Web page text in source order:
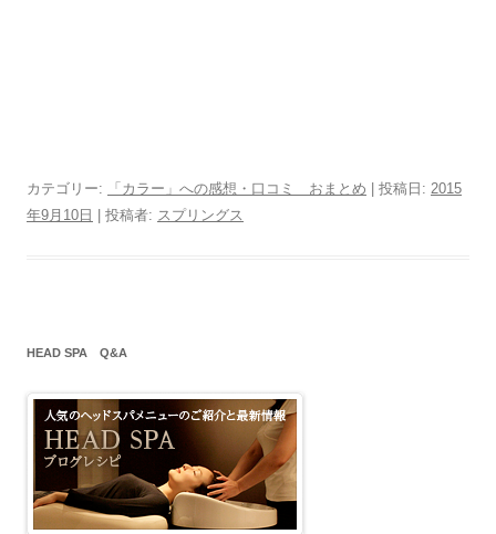
カテゴリー: 「カラー」への感想・口コミ おまとめ | 投稿日: 2015
年9月10日
投稿者: スプリングス
HEAD SPA Q&A